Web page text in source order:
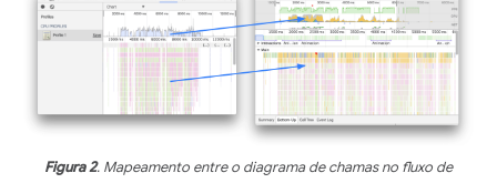
Figura 2. Mapeamento entre o diagrama de chamas no fluxo de